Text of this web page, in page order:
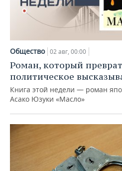
КИБЕРСПОРТ
ФИГУРНОЕ КАТАНИЕ
ВОДНЫЕ ВИДЫ СПОРТА
ХОККЕЙ С МЯЧОМ
КУЛЬТУРА
МЕДИЦИНА
ОБРАЗОВАНИЕ
ПРОИСШЕСТВИЯ
СПИСОК КОМПАНИЙ
Общество 02 авг, 00:00
Роман, который
политическое
Книга этой недели — роман
Асако Юзуки «Масло»